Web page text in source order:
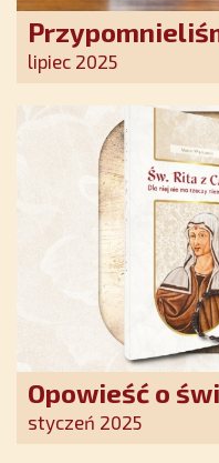
obecności
lipiec 2025
Opowieść o
szczerego
styczeń 2025